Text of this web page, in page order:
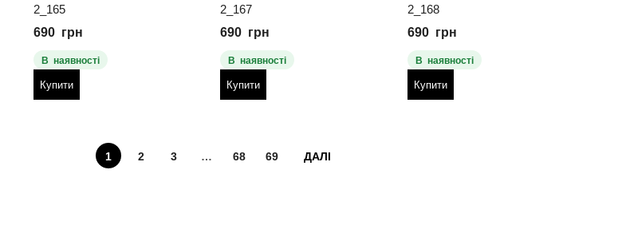
2_165
690 грн
В наявності
Купити
2_167
690 грн
В наявності
Купити
2_168
690 грн
В наявності
Купити
1 2 3 68 69 ДАЛІ